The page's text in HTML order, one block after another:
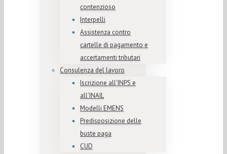
contenzioso
Interpelli
Assistenza contro
cartelle di pagamento e
accertamenti tributari
Consulenza del lavoro
Iscrizione all’INPS e
all’INAIL
Modelli EMENS
Predisposizione delle
buste paga
CUD